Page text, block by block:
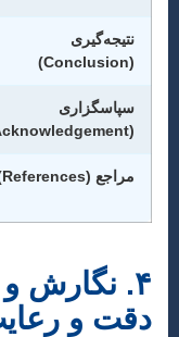
نتیجه‌گیری
(Conclusion)
سپاسگزاری
(Acknowledgement)
مراجع (References)
۴. نگارش
دقت و